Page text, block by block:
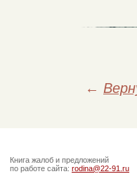
←
Книга жалоб и предложений
по работе сайта: rodina@22-91.ru